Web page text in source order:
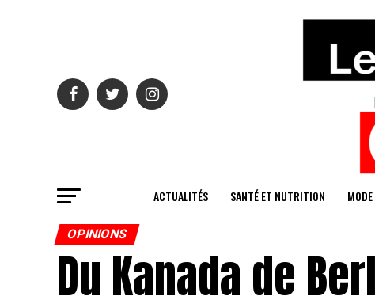
ACTUALITÉS SANTÉ ET NUTRITION MODE
OPINIONS
Du Kanada de